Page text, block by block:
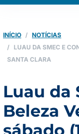
INÍCIO
NOTÍCIAS
LUAU DA SMEC E
SANTA CLARA
Luau da
Beleza